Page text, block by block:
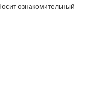
ознакомительный